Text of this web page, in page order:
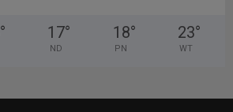
° 17°
ND
18°
PN
23°
WT